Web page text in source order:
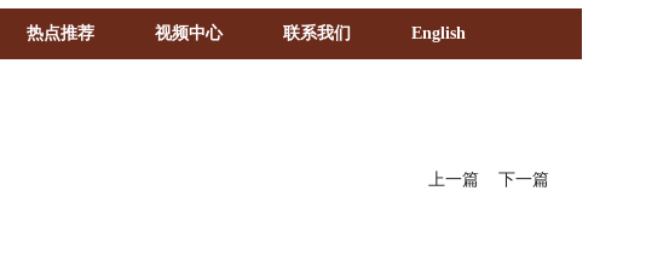
《生物学文摘（BA）》
《中国医学文摘》各分册
热点推荐 视频中心 联系我们 English
上一篇 下一篇